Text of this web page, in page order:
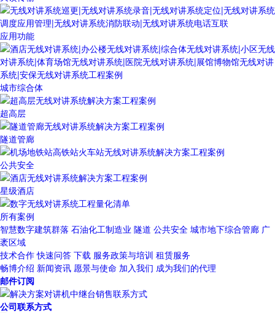
应用功能
城市综合体
超高层
隧道管廊
公共安全
星级酒店
所有案例
智慧数字建筑群落 石油化工制造业 隧道 公共安全 城市地下综合管廊 广
袤区域
技术合作 快速问答 下载 服务政策与培训 租赁服务
畅博介绍 新闻资讯 愿景与使命 加入我们 成为我们的代理
邮件订阅
公司联系方式